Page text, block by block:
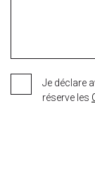
Je déclare
réserve les